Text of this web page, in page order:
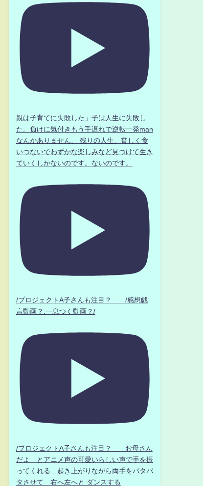
親は子育てに失敗した」子は人生に失敗し
た。負けに気付きもう手遅れで逆転一発man
なんかありません、 残りの人生、貧しく食
いつないでわずかな楽しみなど見つけて生き
ていくしかないのです。ないのです。
/プロジェクトA子さんも注目？ /感想戯
言動画？.一息つく動画？/
/プロジェクトA子さんも注目？ お母さん
だよ とアニメ声の可愛いらしい声で手を振
ってくれる 起き上がりながら両手をパタパ
タさせて 右へ左へと ダンスする